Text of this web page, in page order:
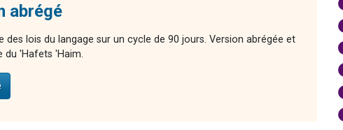
abrégé
des lois du langage sur un cycle de 90 jours. Version abrégée et
du 'Hafets 'Haim.